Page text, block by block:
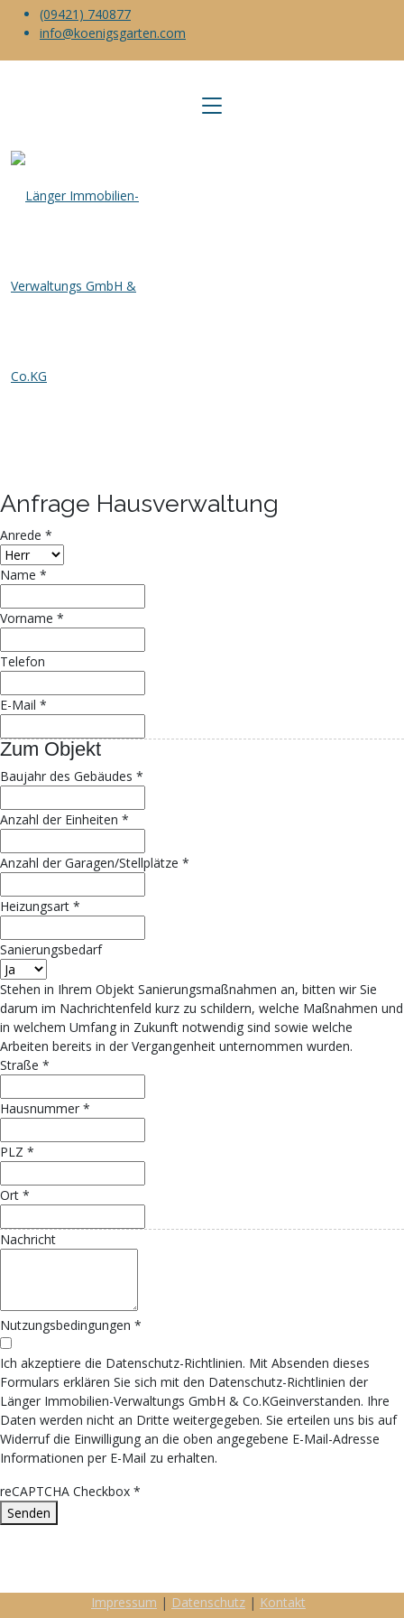
(09421) 740877
info@koenigsgarten.com
Anfrage Hausverwaltung
Anrede *
Name *
Vorname *
Telefon
E-Mail *
Zum Objekt
Baujahr des Gebäudes *
Anzahl der Einheiten *
Anzahl der Garagen/Stellplätze *
Heizungsart *
Sanierungsbedarf
Stehen in Ihrem Objekt Sanierungsmaßnahmen an, bitten wir Sie
darum im Nachrichtenfeld kurz zu schildern, welche Maßnahmen und
in welchem Umfang in Zukunft notwendig sind sowie welche
Arbeiten bereits in der Vergangenheit unternommen wurden.
Straße *
Hausnummer *
PLZ *
Ort *
Nachricht
Nutzungsbedingungen *
Ich akzeptiere die Datenschutz-Richtlinien. Mit Absenden dieses
Formulars erklären Sie sich mit den Datenschutz-Richtlinien der
Länger Immobilien-Verwaltungs GmbH & Co.KGeinverstanden. Ihre
Daten werden nicht an Dritte weitergegeben. Sie erteilen uns bis auf
Widerruf die Einwilligung an die oben angegebene E-Mail-Adresse
Informationen per E-Mail zu erhalten.
reCAPTCHA Checkbox *
Senden
Impressum | Datenschutz | Kontakt